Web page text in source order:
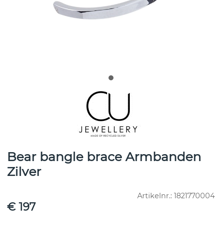
Bear bangle brace Armbanden
Zilver
Artikelnr.: 1821770004
€ 197